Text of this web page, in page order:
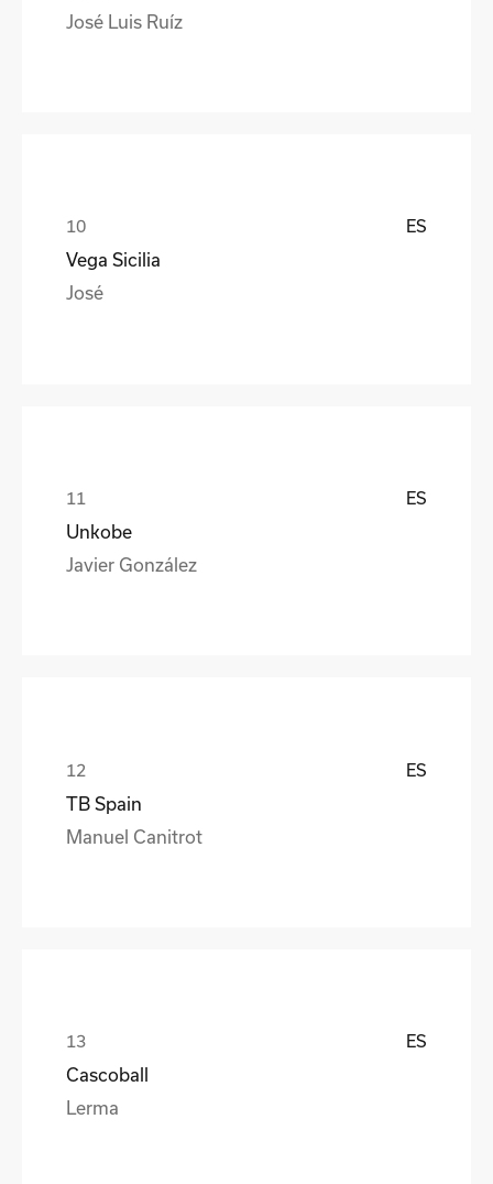
José Luis Ruíz
ES
Vega Sicilia
José
ES
Unkobe
Javier González
ES
TB Spain
Manuel Canitrot
ES
Cascoball
Lerma